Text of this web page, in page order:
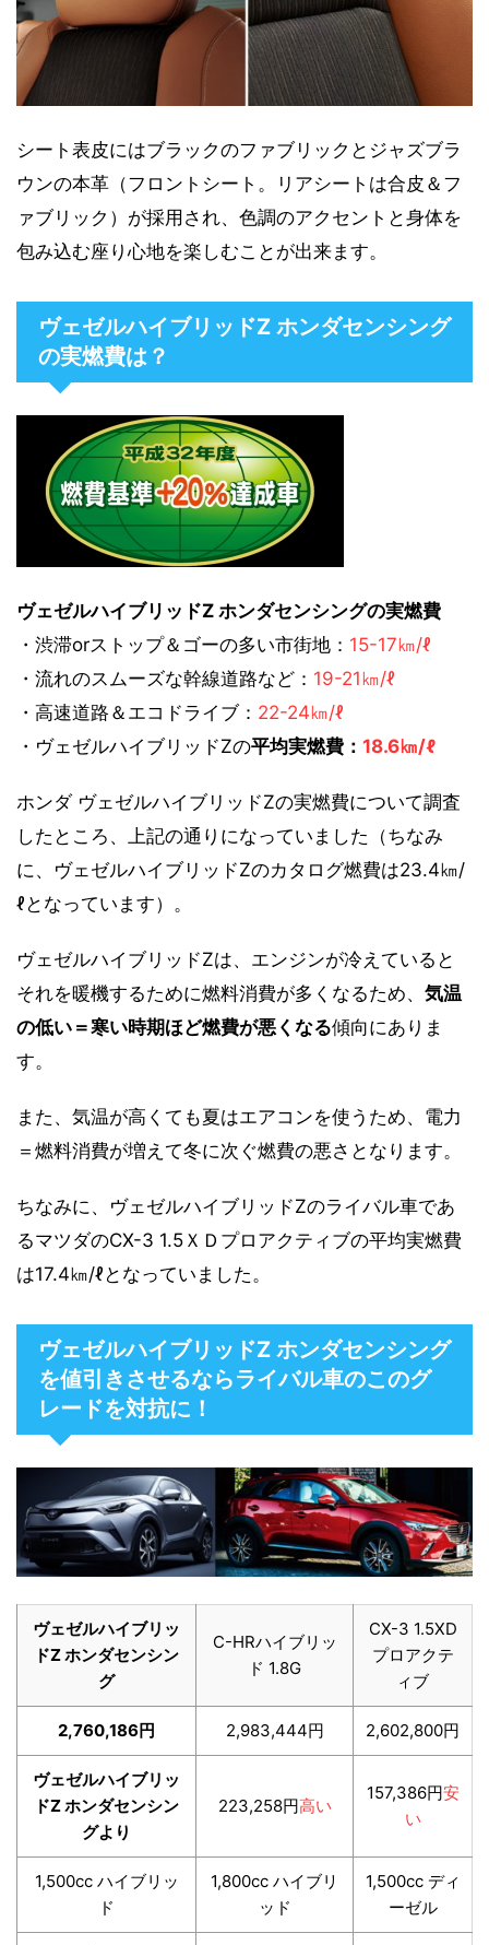
シート表皮にはブラックのファブリックとジャズブラ
ウンの本革（フロントシート。リアシートは合皮＆フ
ァブリック）が採用され、色調のアクセントと身体を
包み込む座り心地を楽しむことが出来ます。
ヴェゼルハイブリッドZ ホンダセンシング
の実燃費は？
ヴェゼルハイブリッドZ ホンダセンシングの実燃費
・渋滞orストップ＆ゴーの多い市街地： 15-17㎞/ℓ
・流れのスムーズな幹線道路など： 19-21㎞/ℓ
・高速道路＆エコドライブ： 22-24㎞/ℓ
・ヴェゼルハイブリッドZの平均実燃費： 18.6㎞/ℓ
ホンダ ヴェゼルハイブリッドZの実燃費について調査
したところ、上記の通りになっていました（ちなみ
に、ヴェゼルハイブリッドZのカタログ燃費は23.4㎞/
ℓとなっています）。
ヴェゼルハイブリッドZは、エンジンが冷えていると
それを暖機するために燃料消費が多くなるため、 気温
の低い＝寒い時期ほど燃費が悪くなる傾向にありま
す。
また、気温が高くても夏はエアコンを使うため、電力
＝燃料消費が増えて冬に次ぐ燃費の悪さとなります。
ちなみに、ヴェゼルハイブリッドZのライバル車であ
るマツダのCX-3 1.5ＸＤプロアクティブの平均実燃費
は17.4㎞/ℓとなっていました。
ヴェゼルハイブリッドZ ホンダセンシング
を値引きさせるならライバル車のこのグ
レードを対抗に！
ヴェゼルハイブリッ
ドZ ホンダセンシン
グ
C-HRハイブリッ
ド 1.8G
CX-3 1.5XD
プロアクテ
ィブ
2,760,186円 2,983,444円 2,602,800円
ヴェゼルハイブリッ
ドZ ホンダセンシン
グより
223,258円高い
157,386円安
い
1,500cc ハイブリッ
ド
1,800cc ハイブリ
ッド
1,500cc ディ
ーゼル